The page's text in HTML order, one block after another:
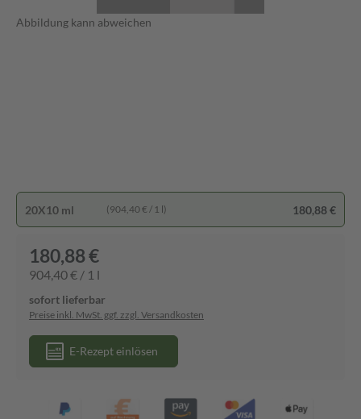
Abbildung kann abweichen
20X10 ml (904,40 € / 1 l) 180,88 €
180,88 €
904,40 € / 1 l
sofort lieferbar
Preise inkl. MwSt. ggf. zzgl. Versandkosten
E-Rezept einlösen